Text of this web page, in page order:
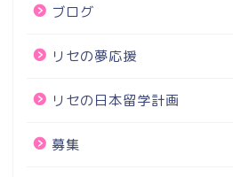
ブログ
リセの夢応援
リセの日本留学計画
募集